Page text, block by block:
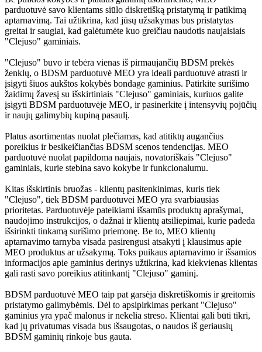
parduotuvė savo klientams siūlo diskretišką pristatymą ir patikimą
aptarnavimą. Tai užtikrina, kad jūsų užsakymas bus pristatytas
greitai ir saugiai, kad galėtumėte kuo greičiau naudotis naujaisiais
"Clejuso" gaminiais.
"Clejuso" buvo ir tebėra vienas iš pirmaujančių BDSM prekės
ženklų, o BDSM parduotuvė MEO yra ideali parduotuvė atrasti ir
įsigyti šiuos aukštos kokybės bondage gaminius. Patirkite surišimo
žaidimų žavesį su išskirtiniais "Clejuso" gaminiais, kuriuos galite
įsigyti BDSM parduotuvėje MEO, ir pasinerkite į intensyvių pojūčių
ir naujų galimybių kupiną pasaulį.
Platus asortimentas nuolat plečiamas, kad atitiktų augančius
poreikius ir besikeičiančias BDSM scenos tendencijas. MEO
parduotuvė nuolat papildoma naujais, novatoriškais "Clejuso"
gaminiais, kurie stebina savo kokybe ir funkcionalumu.
Kitas išskirtinis bruožas - klientų pasitenkinimas, kuris tiek
"Clejuso", tiek BDSM parduotuvei MEO yra svarbiausias
prioritetas. Parduotuvėje pateikiami išsamūs produktų aprašymai,
naudojimo instrukcijos, o dažnai ir klientų atsiliepimai, kurie padeda
išsirinkti tinkamą surišimo priemonę. Be to, MEO klientų
aptarnavimo tarnyba visada pasirengusi atsakyti į klausimus apie
MEO produktus ar užsakymą. Toks puikaus aptarnavimo ir išsamios
informacijos apie gaminius derinys užtikrina, kad kiekvienas klientas
gali rasti savo poreikius atitinkantį "Clejuso" gaminį.
BDSM parduotuvė MEO taip pat garsėja diskretiškomis ir greitomis
pristatymo galimybėmis. Dėl to apsipirkimas perkant "Clejuso"
gaminius yra ypač malonus ir nekelia streso. Klientai gali būti tikri,
kad jų privatumas visada bus išsaugotas, o naudos iš geriausių
BDSM gaminių rinkoje bus gauta.